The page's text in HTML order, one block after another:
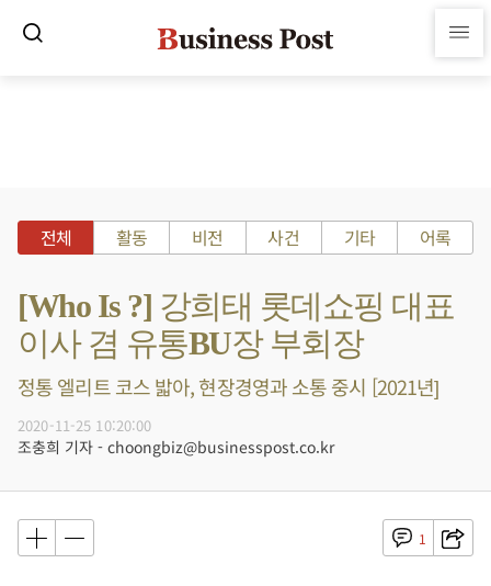
전체 활동 비전 사건 기타 어록
[Who Is ?] 강희태 롯데쇼핑 대표
이사 겸 유통BU장 부회장
정통 엘리트 코스 밟아, 현장경영과 소통 중시 [2021년]
2020-11-25 10:20:00
조충희 기자 - choongbiz@businesspost.co.kr
1